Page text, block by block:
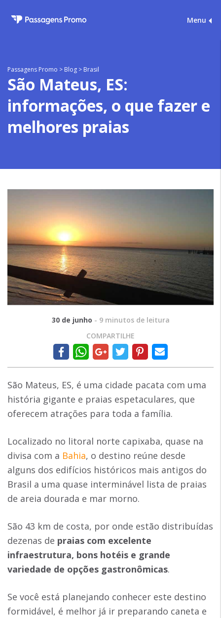
Menu
Passagens Promo > Blog > Brasil
São Mateus, ES:
informações, o que fazer e
melhores praias
30 de junho - 9 minutos de leitura
COMPARTILHE
São Mateus, ES, é uma cidade pacata com uma
história gigante e praias espetaculares, que
oferecem atrações para toda a família.
Localizado no litoral norte capixaba, quase na
divisa com a Bahia, o destino reúne desde
alguns dos edifícios históricos mais antigos do
Brasil a uma quase interminável lista de praias
de areia dourada e mar morno.
São 43 km de costa, por onde estão distribuídas
dezenas de praias com excelente
infraestrutura, bons hotéis e grande
variedade de opções gastronômicas.
Se você está planejando conhecer este destino
formidável, é melhor já ir preparando caneta e